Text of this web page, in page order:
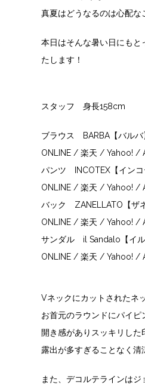
真夏はどうなるのは心配な
本日はそんな暑い日にもと
たします！
スタッフ 身長158cm
ブラウス BARBA【バル
ONLINE / 楽天 / Yahoo! /
パンツ INCOTEX【イン
ONLINE / 楽天 / Yahoo! /
バック ZANELLATO【ザ
ONLINE / 楽天 / Yahoo! /
サンダル il Sandalo【イル
ONLINE / 楽天 / Yahoo! /
Vネックにカットされたネ
お首元のラウンドにパイピ
開き感がありスッキリした
露出が多すぎることなく清
また、デコルテラインは